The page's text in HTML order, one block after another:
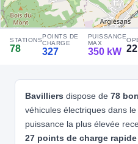
🧭 S'y rendre
4 CITEOS MOBILITÉ ELECTRIQUE
TDE90 - MEROUX-MOVAL
Recharge gratuite
🏍️ 2 roues
STATIONS
78
POINTS DE
CHARGE
327
PUISSANCE
MAX
350 kW 22
Bavilliers dispose de 78
véhicules électriques dans
puissance la plus élevée
27 points de charge rapide